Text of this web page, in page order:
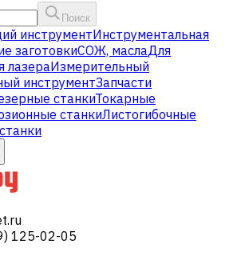
Поиск
инструментИнструментальная
заготовкиСОЖ, маслаДля
лазераИзмерительный
инструментЗапчасти
станкиТокарные
станкиЛистогибочные
125-02-05